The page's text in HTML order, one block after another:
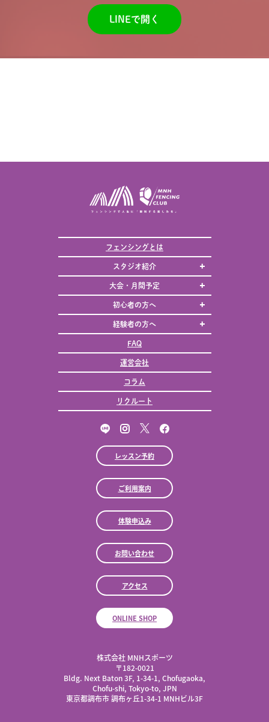
LINEで開く
フェンシングとは
スタジオ紹介
大会・月間予定
初心者の方へ
経験者の方へ
FAQ
運営会社
コラム
リクルート
レッスン予約
ご利用案内
体験申込み
お問い合わせ
アクセス
ONLINE SHOP
株式会社 MNHスポーツ
​〒182-0021
Bldg. Next Baton 3F, 1-34-1, Chofugaoka,
Chofu-shi, Tokyo-to, JPN
東京都調布市 調布ヶ丘1-34-1 MNHビル3F